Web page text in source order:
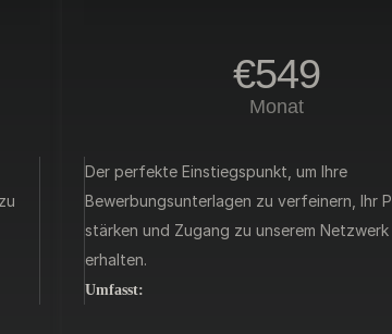
€549
Monat
Der perfekte Einstiegspunkt, um Ihre
Bewerbungsunterlagen zu verfeinern, Ihr
stärken und Zugang zu unserem Netzwerk
erhalten.
Umfasst: